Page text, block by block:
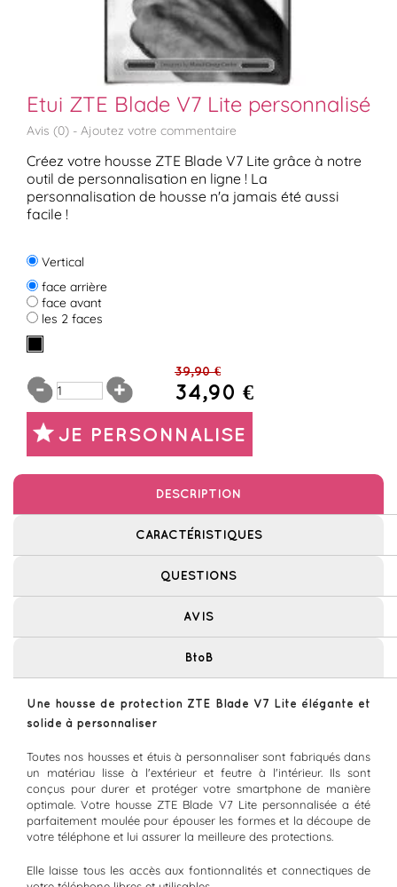
Etui ZTE Blade V7 Lite personnalisé
Avis (0) - Ajoutez votre commentaire
Créez votre housse ZTE Blade V7 Lite grâce à notre
outil de personnalisation en ligne ! La
personnalisation de housse n'a jamais été aussi
facile !
Vertical
face arrière
face avant
les 2 faces
39,90 €
34,90 €
JE PERSONNALISE
DESCRIPTION
CARACTÉRISTIQUES
QUESTIONS
AVIS
BtoB
Une housse de protection ZTE Blade V7 Lite élégante et
solide à personnaliser
Toutes nos housses et étuis à personnaliser sont fabriqués dans
un matériau lisse à l'extérieur et feutre à l'intérieur. Ils sont
conçus pour durer et protéger votre smartphone de manière
optimale. Votre housse ZTE Blade V7 Lite personnalisée a été
parfaitement moulée pour épouser les formes et la découpe de
votre téléphone et lui assurer la meilleure des protections.
Elle laisse tous les accès aux fontionnalités et connectiques de